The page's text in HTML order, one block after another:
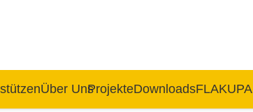
Über UnsProjekteDownloadsFLAKUPA